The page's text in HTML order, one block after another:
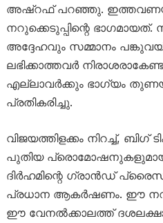
അഷ്‌റഫ് പറഞ്ഞു. ഇത്തവണയും
നറുക്കെടുപ്പിന്റെ
അദ്ദേഹവും സമ്മാനം
ലഭിക്കാത്തവര്‍
എല്ലാവര്‍ക്കും ഭാഗ്യം
പ്രതികരിച്ചു.
വിജയത്തിളക്കം നിറച്ച്, ബിഗ്
പുതിയ
ദിര്‍ഹമിന്റെ ഗ്രാന്‍ഡ്
പ്രധാന ആകര്‍ഷണം. ഈ
ഈ വേനല്‍ക്കാലത്ത്